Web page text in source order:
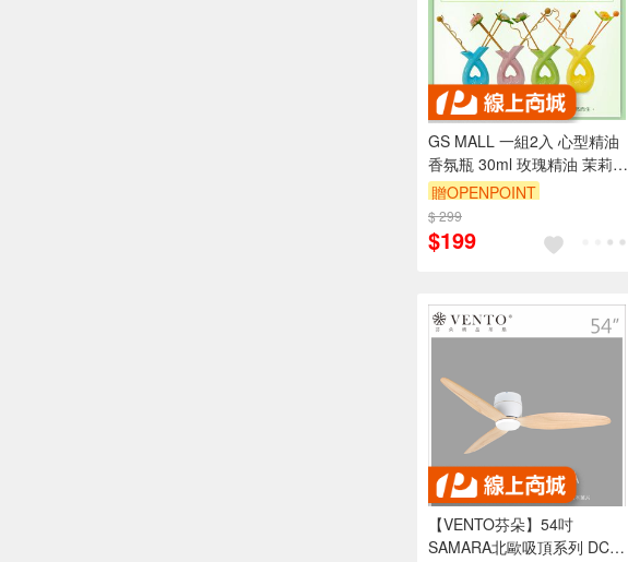
GS MALL 一組2入 心型精油
香氛瓶 30ml 玫瑰精油 茉莉精
油 海洋精油 薰衣草精油 擴香
瓶 芬香瓶 香氛瓶 香薰瓶
贈OPENPOINT
$ 299
$199
【VENTO芬朵】54吋
SAMARA北歐吸頂系列 DC直